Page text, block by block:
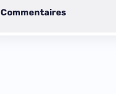
Commentaires